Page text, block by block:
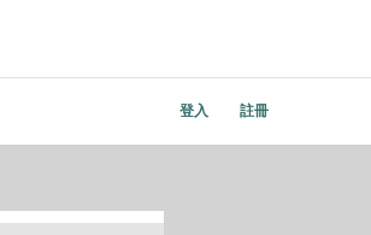
登入 註冊